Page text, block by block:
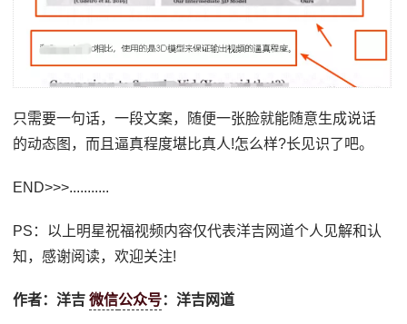
只需要一句话，一段文案，随便一张脸就能随意生成说话
的动态图，而且逼真程度堪比真人!怎么样?长见识了吧。
END>>>...........
PS：以上明星祝福视频内容仅代表洋吉网道个人见解和认
知，感谢阅读，欢迎关注!
作者：洋吉微信公众号：洋吉网道